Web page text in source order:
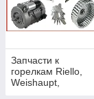
Запчасти к
горелкам Riello,
Weishaupt,